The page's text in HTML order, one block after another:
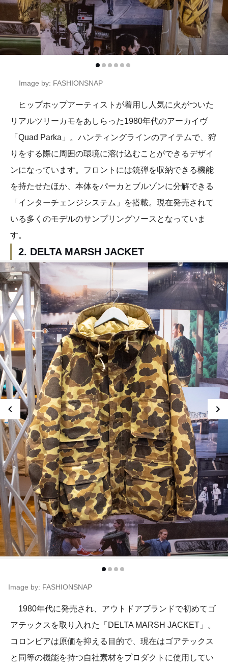
Image by: FASHIONSNAP
ヒップホップアーティストが着用し人気に火がついた
リアルツリーカモをあしらった1980年代のアーカイヴ
「Quad Parka」。ハンティングラインのアイテムで、狩
りをする際に周囲の環境に溶け込むことができるデザイ
ンになっています。フロントには銃弾を収納できる機能
を持たせたほか、本体をパーカとブルゾンに分解できる
「インターチェンジシステム」を搭載。現在発売されて
いる多くのモデルのサンプリングソースとなっていま
す。
2. DELTA MARSH JACKET
Image by: FASHIONSNAP
1980年代に発売され、アウトドアブランドで初めてゴ
アテックスを取り入れた「DELTA MARSH JACKET」。
コロンビアは原価を抑える目的で、現在はゴアテックス
と同等の機能を持つ自社素材をプロダクトに使用してい